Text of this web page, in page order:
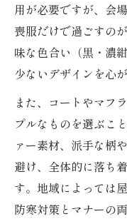
用が必要ですが、会
喪服だけで過ごすの
味な色合い（黒・濃
少ないデザインを心
また、コートやマフ
プルなものを選ぶこ
ァー素材、派手な柄
避け、全体的に落ち
す。地域によっては
防寒対策とマナーの